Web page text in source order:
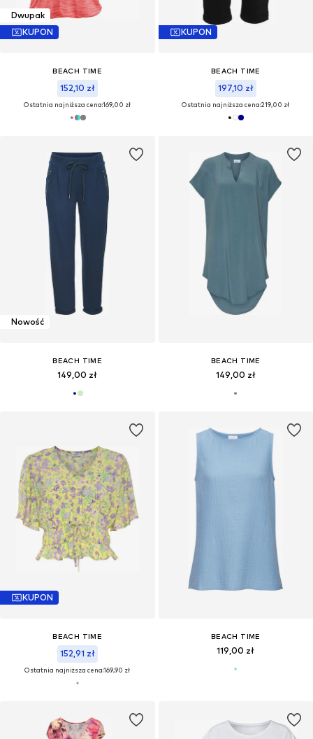
Dwupak
KUPON
BEACH TIME
152,10 zł
Ostatnia najniższa cena:169,00 zł
KUPON
BEACH TIME
197,10 zł
Ostatnia najniższa cena:219,00 zł
Nowość
BEACH TIME
149,00 zł
BEACH TIME
149,00 zł
KUPON
BEACH TIME
152,91 zł
Ostatnia najniższa cena:169,90 zł
BEACH TIME
119,00 zł